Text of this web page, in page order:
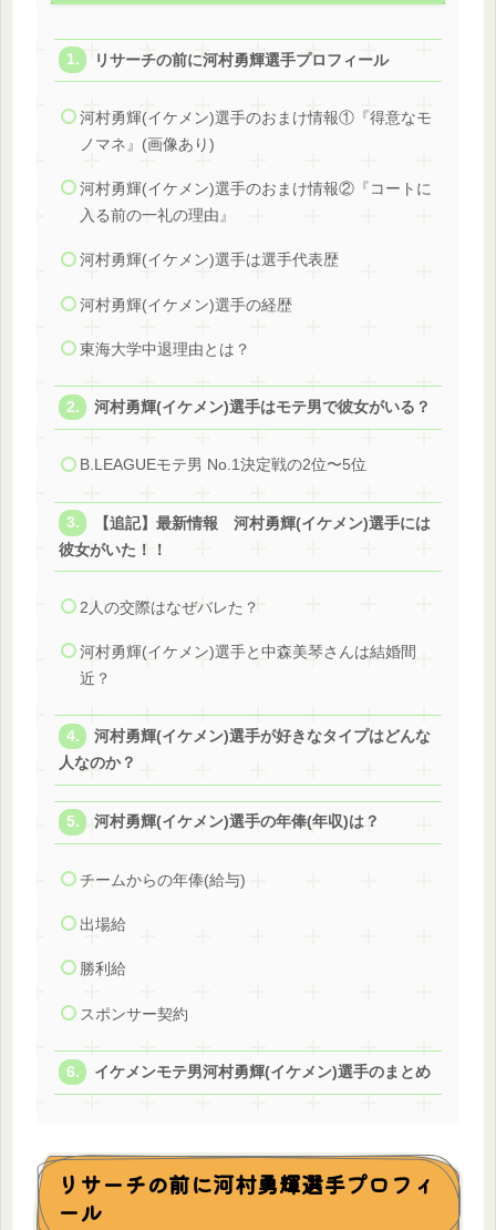
リサーチの前に河村勇輝選手プロフィール
河村勇輝(イケメン)選手のおまけ情報①『得意なモ
ノマネ』(画像あり)
河村勇輝(イケメン)選手のおまけ情報②『コートに
入る前の一礼の理由』
河村勇輝(イケメン)選手は選手代表歴
河村勇輝(イケメン)選手の経歴
東海大学中退理由とは？
河村勇輝(イケメン)選手はモテ男で彼女がいる？
B.LEAGUEモテ男 No.1決定戦の2位〜5位
【追記】最新情報 河村勇輝(イケメン)選手には
彼女がいた！！
2人の交際はなぜバレた？
河村勇輝(イケメン)選手と中森美琴さんは結婚間
近？
河村勇輝(イケメン)選手が好きなタイプはどんな
人なのか？
河村勇輝(イケメン)選手の年俸(年収)は？
チームからの年俸(給与)
出場給
勝利給
スポンサー契約
イケメンモテ男河村勇輝(イケメン)選手のまとめ
リサーチの前に河村勇輝選手プロフィ
ール